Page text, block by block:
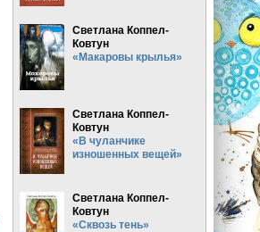
Светлана Коппел-
Ковтун
«Макаровы крылья»
Светлана Коппел-
Ковтун
«В чуланчике
изношенных вещей»
Светлана Коппел-
Ковтун
«Сквозь тень»